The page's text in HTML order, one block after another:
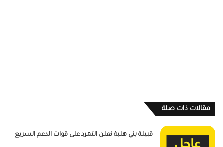
مقالات ذات صلة
قبيلة بني هلبة تعلن التمرد على قوات الدعم السريع